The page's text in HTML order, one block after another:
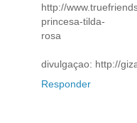
http://
princesa-tilda-
rosa
divulgaçao: http://
Responder